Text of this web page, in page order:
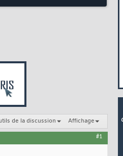
de la discussion Affichage
#1